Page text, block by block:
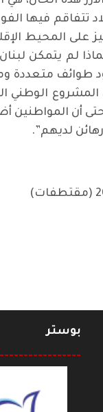
تتفاقم فيها
على المحيط
لم يتمكن
متعددة
الوطني
المواطنين
لديهم”.
الرئيس التونسي
بوستر